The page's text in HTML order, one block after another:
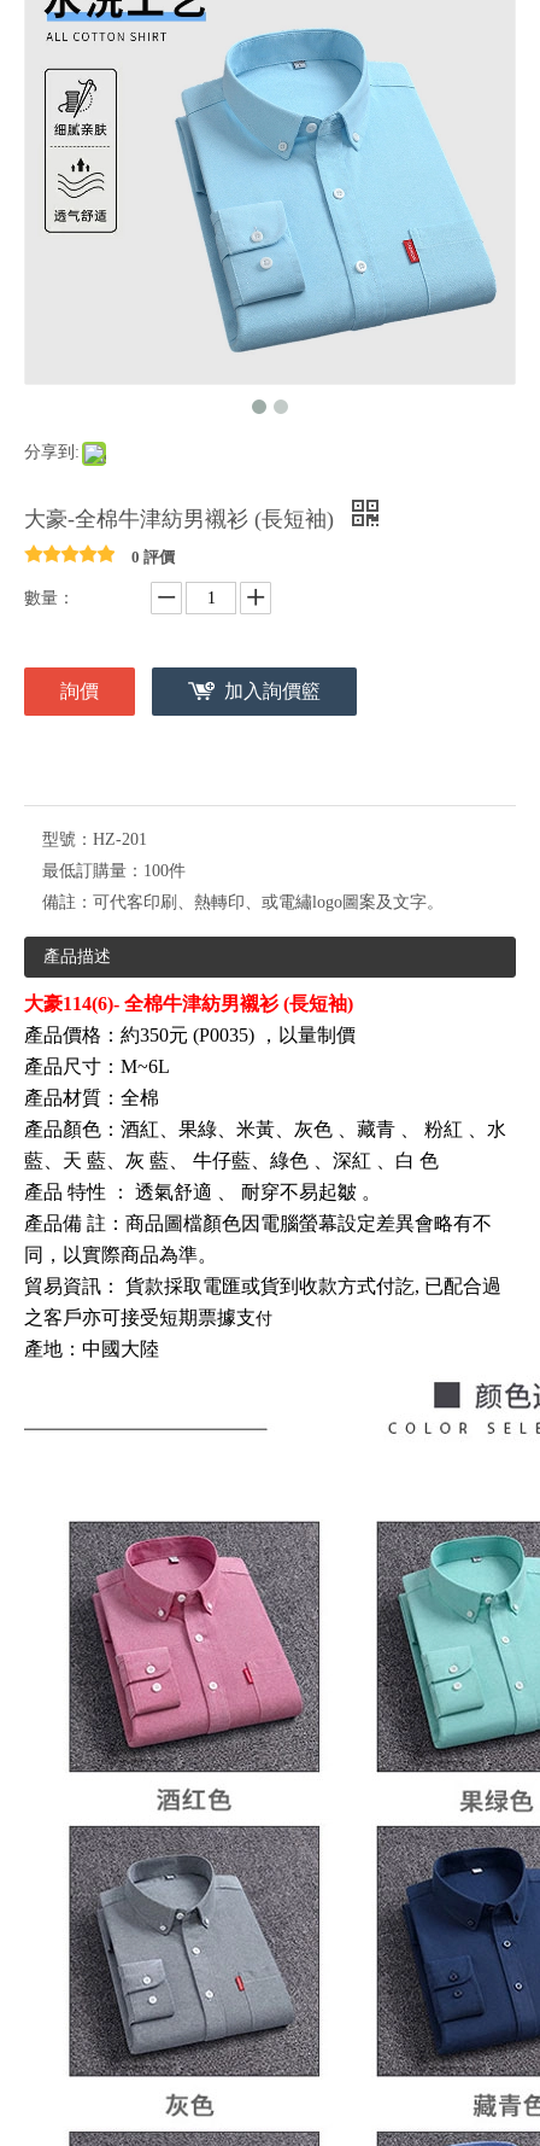
分享到:
大豪-全棉牛津紡男襯衫 (長短袖)
0 評價
數量：
詢價 加入詢價籃
型號： HZ-201
最低訂購量： 100件
備註： 可代客印刷、熱轉印、或電繡logo圖案及文字。
產品描述
大豪114(6)- 全棉牛津紡男襯衫 (長短袖)
產品價格：約350元 (P0035)
，以量制價
產品尺寸：M~6L
產品材質：全棉
產品顏色：酒紅、果綠、米黃、灰色
、藏青 粉紅
、水
藍、天 藍、灰 藍、 牛仔藍、綠色 、深紅 、白 色
產品 特性 ： 透氣舒適 耐穿不易起皺 。
產品備 註：商品圖檔顏色因電腦螢幕設定差異會略有不
同，以實際商品為準。
貿易資訊 ：
貨款採取電匯或貨到收款方式付訖, 已配合過
之客戶亦可接受短期票據支付
產地：中國大陸